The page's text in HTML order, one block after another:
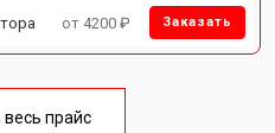
от 4200 ₽ Заказать
весь прайс